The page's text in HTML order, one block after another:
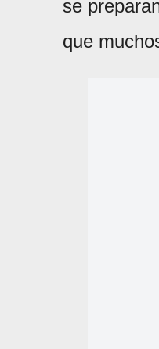
se
que